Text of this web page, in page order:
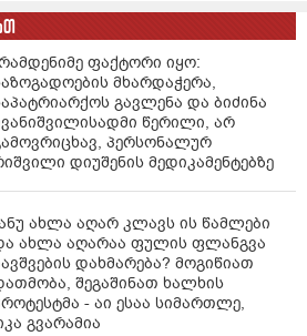
შესაბამისი
განაცხადა კობახიძემ.
ფაქტორი იყო:
მხარდაჭერა,
გავლენა და ბიძინა
წერილი, არ
პერსონალურ
დიუშენის მედიკამენტებზე
ახლა აღარ კლავს ის წამლები
ახლა აღარაა ფულის ფლანგვა
დახმარება? მოგიწიათ
შეგაშინათ ხალხის
- აი ესაა სიმართლე,
გვარამია